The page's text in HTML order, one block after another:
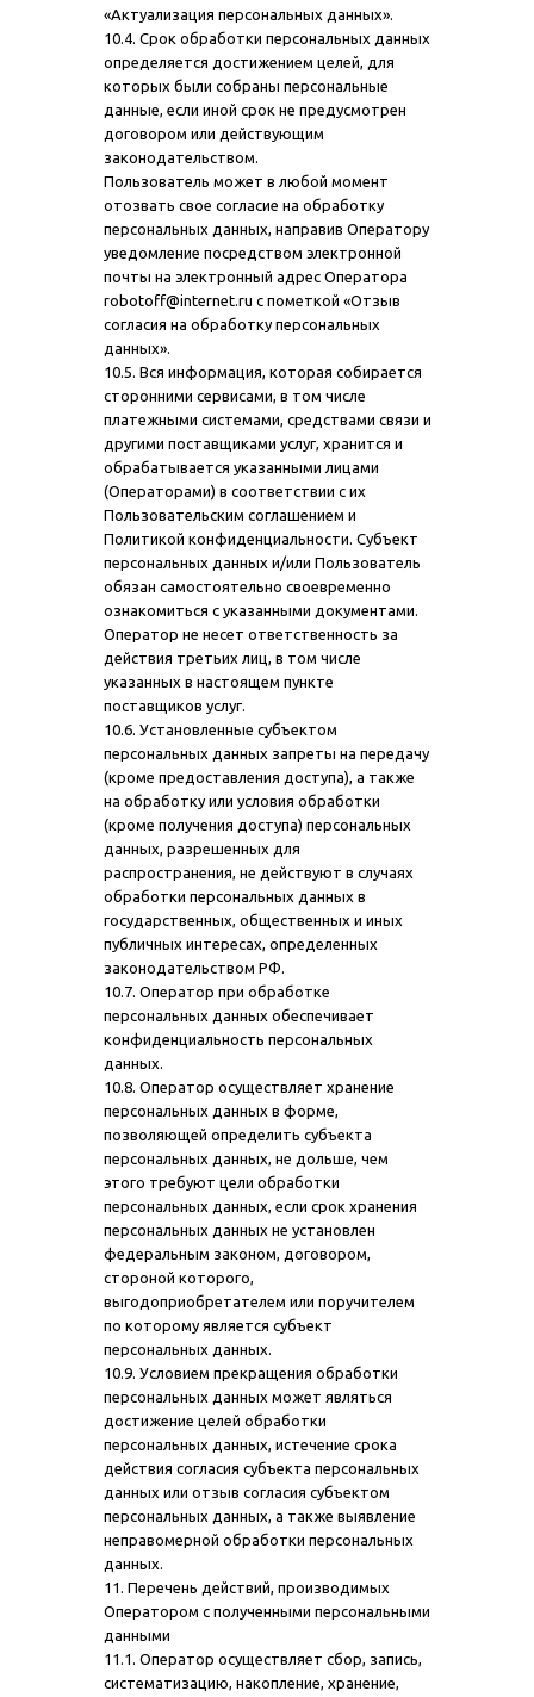
«Актуализация персональных данных».
10.4. Срок обработки персональных данных
определяется достижением целей, для
которых были собраны персональные
данные, если иной срок не предусмотрен
договором или действующим
законодательством.
Пользователь может в любой момент
отозвать свое согласие на обработку
персональных данных, направив Оператору
уведомление посредством электронной
почты на электронный адрес Оператора
robotoff@internet.ru с пометкой «Отзыв
согласия на обработку персональных
данных».
10.5. Вся информация, которая собирается
сторонними сервисами, в том числе
платежными системами, средствами связи и
другими поставщиками услуг, хранится и
обрабатывается указанными лицами
(Операторами) в соответствии с их
Пользовательским соглашением и
Политикой конфиденциальности. Субъект
персональных данных и/или Пользователь
обязан самостоятельно своевременно
ознакомиться с указанными документами.
Оператор не несет ответственность за
действия третьих лиц, в том числе
указанных в настоящем пункте
поставщиков услуг.
10.6. Установленные субъектом
персональных данных запреты на передачу
(кроме предоставления доступа), а также
на обработку или условия обработки
(кроме получения доступа) персональных
данных, разрешенных для
распространения, не действуют в случаях
обработки персональных данных в
государственных, общественных и иных
публичных интересах, определенных
законодательством РФ.
10.7. Оператор при обработке
персональных данных обеспечивает
конфиденциальность персональных
данных.
10.8. Оператор осуществляет хранение
персональных данных в форме,
позволяющей определить субъекта
персональных данных, не дольше, чем
этого требуют цели обработки
персональных данных, если срок хранения
персональных данных не установлен
федеральным законом, договором,
стороной которого,
выгодоприобретателем или поручителем
по которому является субъект
персональных данных.
10.9. Условием прекращения обработки
персональных данных может являться
достижение целей обработки
персональных данных, истечение срока
действия согласия субъекта персональных
данных или отзыв согласия субъектом
персональных данных, а также выявление
неправомерной обработки персональных
данных.
11. Перечень действий, производимых
Оператором с полученными персональными
данными
11.1. Оператор осуществляет сбор, запись,
систематизацию, накопление, хранение,